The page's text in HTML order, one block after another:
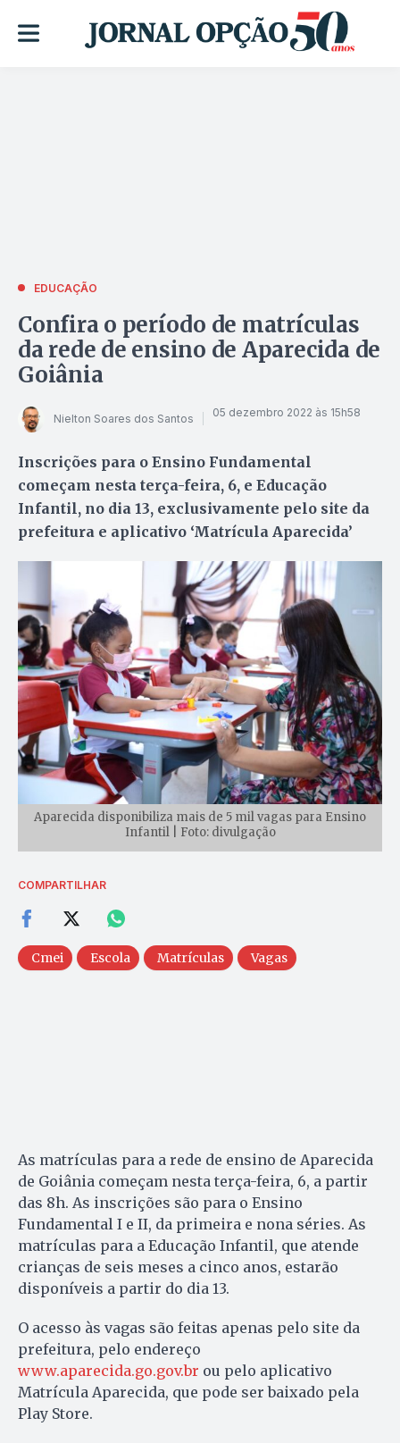
EDUCAÇÃO
Confira o período de matrículas
da rede de ensino de Aparecida de
Goiânia
Nielton Soares dos Santos 05 dezembro 2022 às 15h58
Inscrições para o Ensino Fundamental
começam nesta terça-feira, 6, e Educação
Infantil, no dia 13, exclusivamente pelo site da
prefeitura e aplicativo ‘Matrícula Aparecida’
Aparecida disponibiliza mais de 5 mil vagas para Ensino
Infantil | Foto: divulgação
COMPARTILHAR
Cmei Escola Matrículas Vagas
As matrículas para a rede de ensino de Aparecida
de Goiânia começam nesta terça-feira, 6, a partir
das 8h. As inscrições são para o Ensino
Fundamental I e II, da primeira e nona séries. As
matrículas para a Educação Infantil, que atende
crianças de seis meses a cinco anos, estarão
disponíveis a partir do dia 13.
O acesso às vagas são feitas apenas pelo site da
prefeitura, pelo endereço
www.aparecida.go.gov.br ou pelo aplicativo
Matrícula Aparecida, que pode ser baixado pela
Play Store.